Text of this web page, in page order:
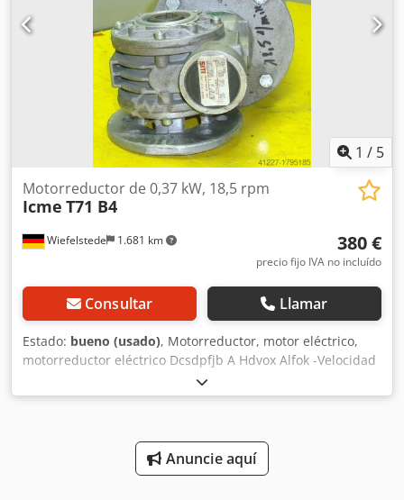
1 / 5
Wiefelstede 1.681 km
Motorreductor de 0,37 kW, 18,5 rpm
Icme T71 B4
380 €
precio fijo IVA no incluído
Consultar Llamar
Estado: bueno (usado), Motorreductor, motor eléctrico,
motorreductor eléctrico Dcsdpfjb A Hdvox Alfok -Velocidad
de giro: 18,5 RPM -Potencia: 0,37 kW -Diseño: B5, angular -
Diámetro del eje: 19 mm -Grado de protección: IP 54 -
Anuncie aquí